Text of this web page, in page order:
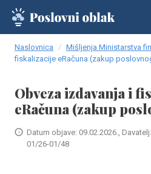
Naslovnica Mišljenja Ministarstva
fiskalizacije eRačuna (zakup
Obveza izdavanja i
eRačuna (zakup
Datum objave: 09.02.2026.,
01/26-01/48